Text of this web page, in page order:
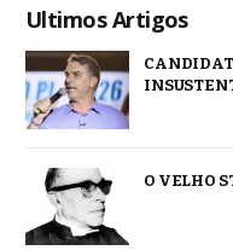
Ultimos Artigos
O VELHO